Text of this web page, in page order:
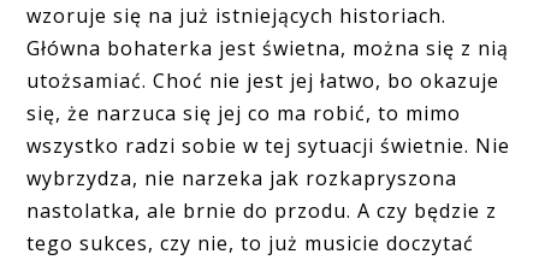
wzoruje się na już istniejących historiach.
Główna bohaterka jest świetna, można się z nią
utożsamiać. Choć nie jest jej łatwo, bo okazuje
się, że narzuca się jej co ma robić, to mimo
wszystko radzi sobie w tej sytuacji świetnie. Nie
wybrzydza, nie narzeka jak rozkapryszona
nastolatka, ale brnie do przodu. A czy będzie z
tego sukces, czy nie, to już musicie doczytać